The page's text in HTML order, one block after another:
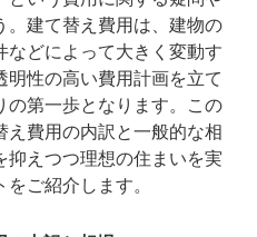
。建て替え費用は、建物の
などによって大きく変動す
明性の高い費用計画を立て
の第一歩となります。この
え費用の内訳と一般的な相
抑えつつ理想の住まいを実
ご紹介します。